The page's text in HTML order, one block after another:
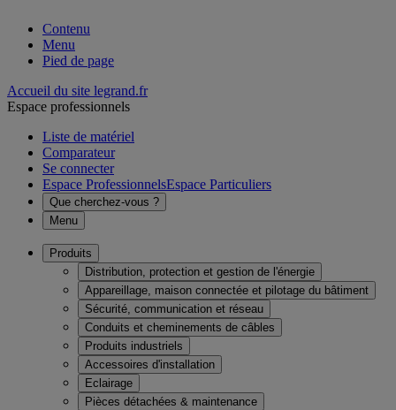
Contenu
Menu
Pied de page
Accueil du site legrand.fr
Espace professionnels
Liste de matériel
Comparateur
Se connecter
Espace ProfessionnelsEspace Particuliers
Que cherchez-vous ?
Menu
Produits
Distribution, protection et gestion de l'énergie
Appareillage, maison connectée et pilotage du bâtiment
Sécurité, communication et réseau
Conduits et cheminements de câbles
Produits industriels
Accessoires d'installation
Eclairage
Pièces détachées & maintenance